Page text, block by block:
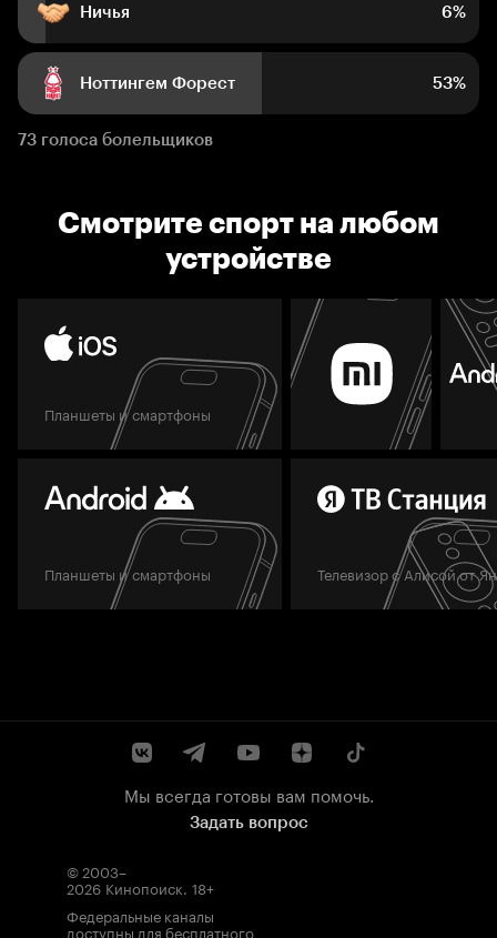
Ничья 6%
Ноттингем Форест 53%
73 голоса болельщиков
Смотрите спорт на любом
устройстве
Планшеты и смартфоны
Планшеты и смартфоны Телевизор с Алисой от
Мы всегда готовы вам помочь.
Задать вопрос
© 2003–
2026 Кинопоиск 18+
Федеральные каналы
доступны для бесплатного